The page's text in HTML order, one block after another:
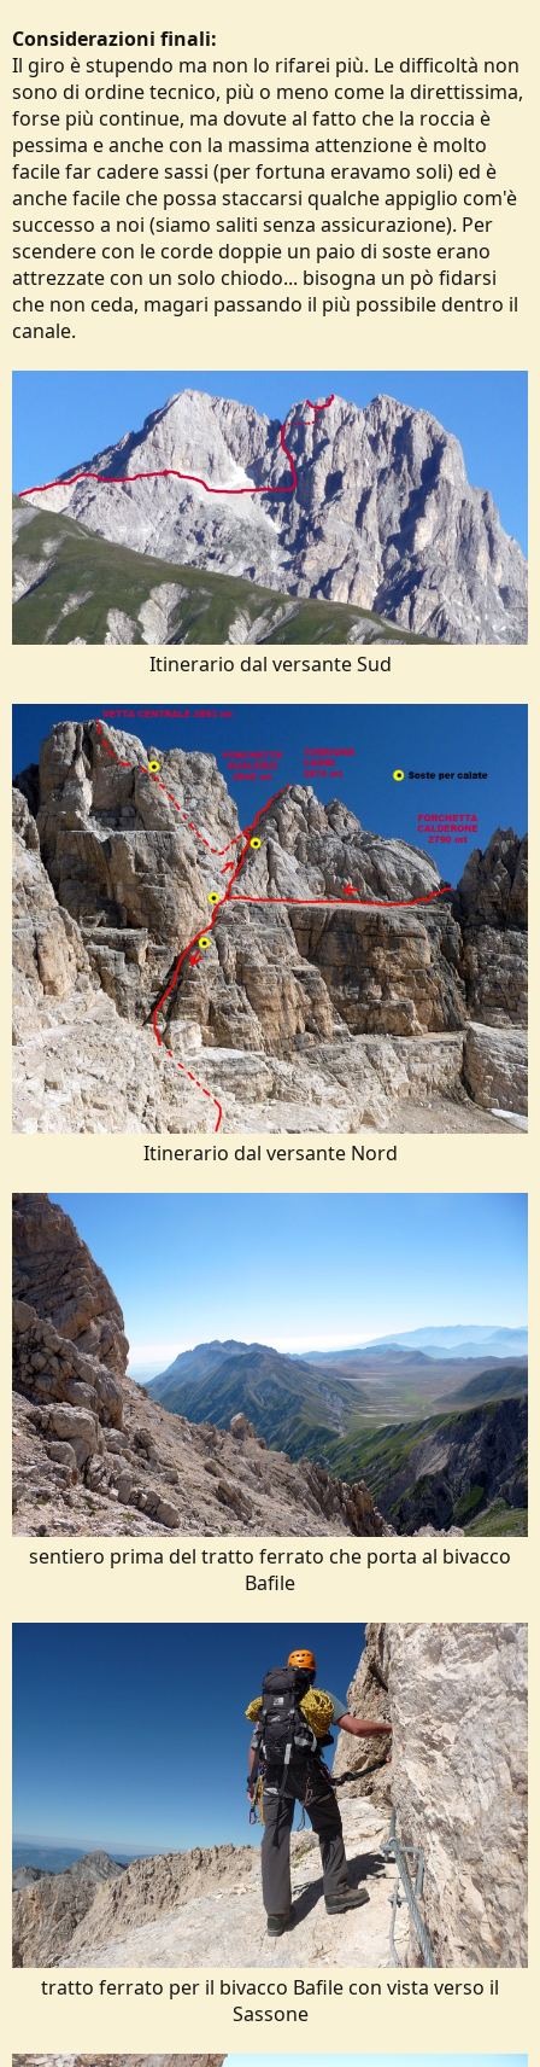
Considerazioni finali:
Il giro è stupendo ma non lo rifarei più. Le difficoltà non
sono di ordine tecnico, più o meno come la direttissima,
forse più continue, ma dovute al fatto che la roccia è
pessima e anche con la massima attenzione è molto
facile far cadere sassi (per fortuna eravamo soli) ed è
anche facile che possa staccarsi qualche appiglio com'è
successo a noi (siamo saliti senza assicurazione). Per
scendere con le corde doppie un paio di soste erano
attrezzate con un solo chiodo... bisogna un pò fidarsi
che non ceda, magari passando il più possibile dentro il
canale.
Itinerario dal versante Sud​
Itinerario dal versante Nord​
sentiero prima del tratto ferrato che porta al bivacco
Bafile​
tratto ferrato per il bivacco Bafile con vista verso il
Sassone​